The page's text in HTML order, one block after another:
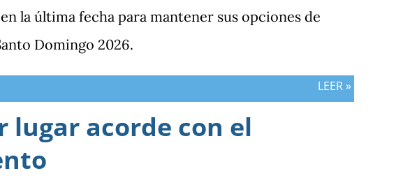
la última fecha para mantener sus opciones de
Domingo 2026.
LEER »
lugar acorde con el